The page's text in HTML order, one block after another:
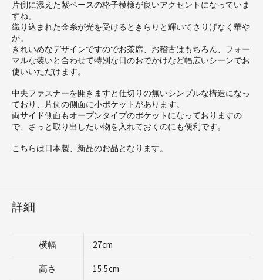
片側に添えた紫ベースの格子模様が良いアクセントになっていま
すね。
織り込まれた金糸が光を受けるときらりと輝いてさりげなく華や
か。
きれいめなデザインですのでお茶席、お稽古はもちろん、フォー
マルな装いと合わせて特別な日のおでかけなど幅広いシーンでお
使いいただけます。
中央ファスナーを開きますと仕切りの無いシンプルな構造になっ
ており、片側の側面に小ポケットがあります。
両サイド側面もオープンタイプのポケットになっておりますの
で、さっと取り出したい物を入れておくのにも便利です。
こちらは日本製、新品のお品となります。
詳細
横幅 27cm
高さ 15.5cm